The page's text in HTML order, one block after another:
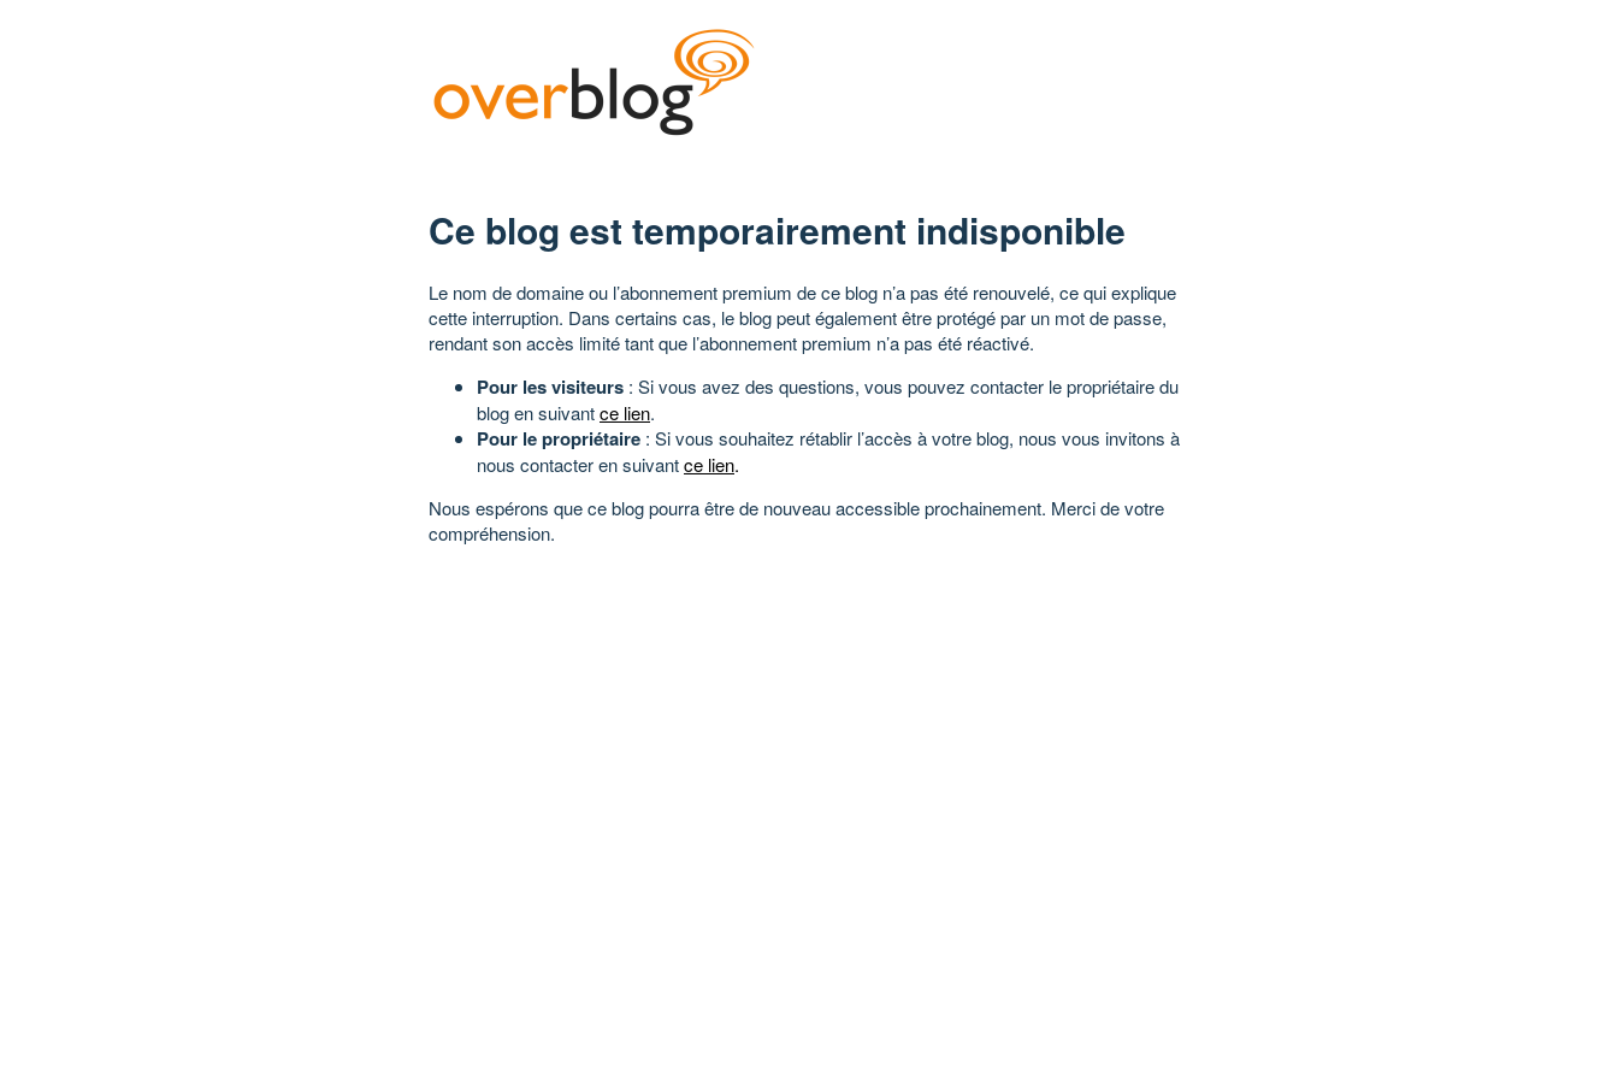
Ce blog est temporairement indisponible
Le nom de domaine ou l’abonnement premium de ce blog n’a pas été renouvelé, ce qui explique
cette interruption. Dans certains cas, le blog peut également être protégé par un mot de passe,
rendant son accès limité tant que l’abonnement premium n’a pas été réactivé.
Pour les visiteurs : Si vous avez des questions, vous pouvez contacter le propriétaire du
blog en suivantce lien.
Pour le propriétaire : Si vous souhaitez rétablir l’accès à votre blog, nous vous invitons à
nous contacter en suivantce lien.
Nous espérons que ce blog pourra être de nouveau accessible prochainement. Merci de votre
compréhension.